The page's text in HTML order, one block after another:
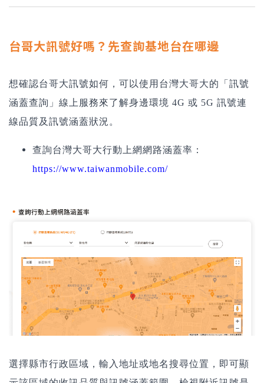
台哥大訊號好嗎？先查詢基地台在哪邊
想確認台哥大訊號如何，可以使用台灣大哥大的「訊號
涵蓋查詢」線上服務來了解身邊環境 4G 或 5G 訊號連
線品質及訊號涵蓋狀況。
查詢台灣大哥大行動上網網路涵蓋率：
https://www.taiwanmobile.com/
選擇縣市行政區域，輸入地址或地名搜尋位置，即可顯